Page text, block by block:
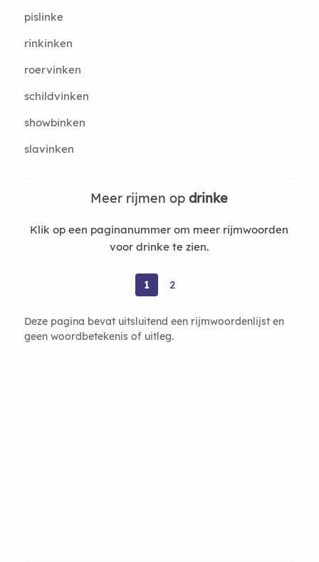
pislinke
rinkinken
roervinken
schildvinken
showbinken
slavinken
Meer rijmen opdrinke
Klik op een paginanummer om meer rijmwoorden
voor drinke te zien.
1 2
Deze pagina bevat uitsluitend een rijmwoordenlijst en
geen woordbetekenis of uitleg.